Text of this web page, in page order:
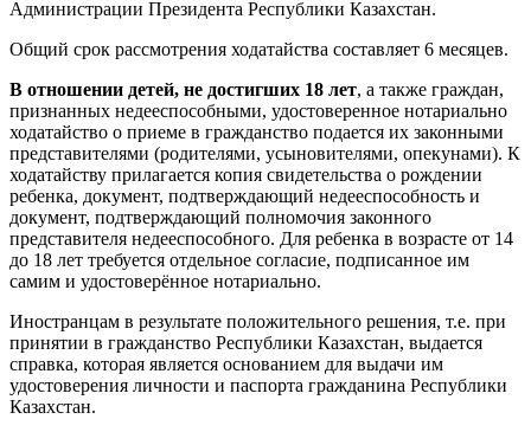
Администрации Президента Республики Казахстан.
Общий срок рассмотрения ходатайства составляет 6 месяцев.
В отношении детей, не достигших 18 лет, а также граждан,
признанных недееспособными, удостоверенное нотариально
ходатайство о приеме в гражданство подается их законными
представителями (родителями, усыновителями, опекунами). К
ходатайству прилагается копия свидетельства о рождении
ребенка, документ, подтверждающий недееспособность и
документ, подтверждающий полномочия законного
представителя недееспособного. Для ребенка в возрасте от 14
до 18 лет требуется отдельное согласие, подписанное им
самим и удостоверённое нотариально.
Иностранцам в результате положительного решения, т.е. при
принятии в гражданство Республики Казахстан, выдается
справка, которая является основанием для выдачи им
удостоверения личности и паспорта гражданина Республики
Казахстан.